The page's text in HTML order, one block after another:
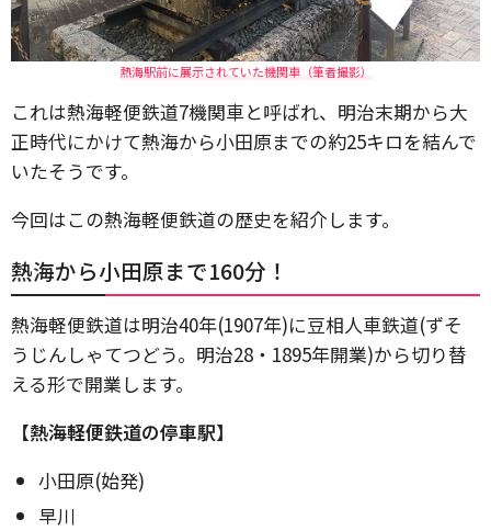
熱海駅前に展示されていた機関車（筆者撮影）
これは熱海軽便鉄道7機関車と呼ばれ、明治末期から大
正時代にかけて熱海から小田原までの約25キロを結んで
いたそうです。
今回はこの熱海軽便鉄道の歴史を紹介します。
熱海から小田原まで160分！
熱海軽便鉄道は明治40年(1907年)に豆相人車鉄道(ずそ
うじんしゃてつどう。明治28・1895年開業)から切り替
える形で開業します。
【熱海軽便鉄道の停車駅】
小田原(始発)
早川